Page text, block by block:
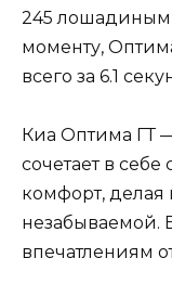
245 лошадиным
моменту,
всего за 6.1
Киа Оптима ГТ
сочетает в
комфорт,
незабываемой.
впечатлениям